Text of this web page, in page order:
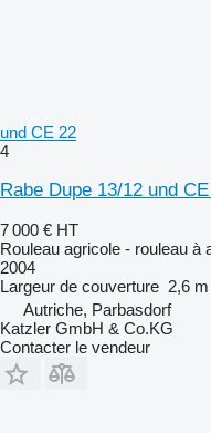
und CE 22
4
Rabe Dupe 13/12 und
7 000 € HT
Rouleau agricole - rouleau à
2004
Largeur de couverture 2,6 m
Autriche, Parbasdorf
Katzler GmbH & Co.KG
Contacter le vendeur